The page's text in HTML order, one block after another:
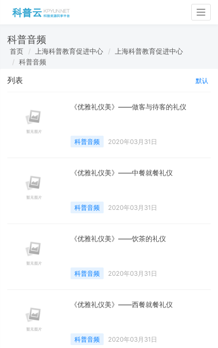
科普音频
首页 上海科普教育促进中心
上海科普教育促进中心
科普音频
列表 默认
《优雅礼仪美》——做客与待客的礼仪
科普音频 2020年03月31日
《优雅礼仪美》——中餐就餐礼仪
科普音频 2020年03月31日
《优雅礼仪美》——饮茶的礼仪
科普音频 2020年03月31日
《优雅礼仪美》——西餐就餐礼仪
科普音频 2020年03月31日